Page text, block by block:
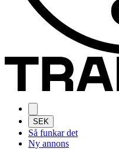
SEK
Så funkar det
Ny annons